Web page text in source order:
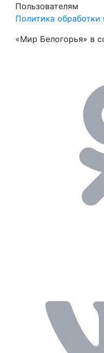
Пользователям
Политика
«Мир Белогорья» в